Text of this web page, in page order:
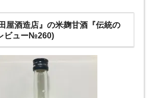
屋酒造店』の米麹甘酒『伝統の
ビュー№260)